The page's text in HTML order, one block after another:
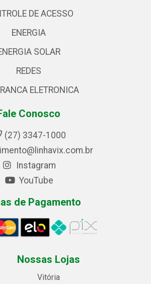
DE ACESSO
ENERGIA
SOLAR
REDES
ELETRONICA
Conosco
(27) 3347-1000
Instagram
YouTube
de Pagamento
Nossas Lojas
Vitória